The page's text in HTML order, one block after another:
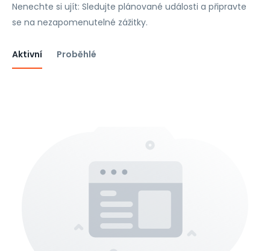
Nenechte si ujít: Sledujte plánované události a připravte
se na nezapomenutelné zážitky.
Aktivní Proběhlé